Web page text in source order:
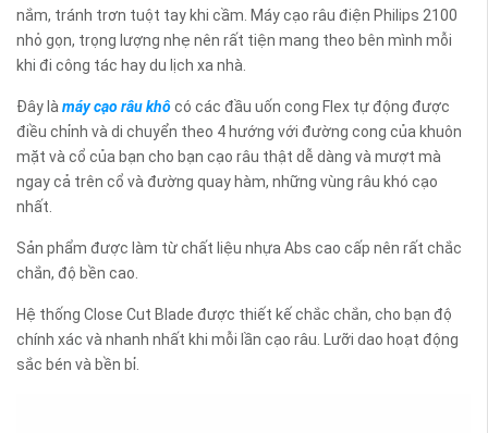
nắm, tránh trơn tuột tay khi cầm. Máy cạo râu điện Philips 2100
nhỏ gọn, trọng lượng nhẹ nên rất tiện mang theo bên mình mỗi
khi đi công tác hay du lịch xa nhà.
Đây là máy cạo râu khôcó các đầu uốn cong Flex tự động được
điều chỉnh và di chuyển theo 4 hướng với đường cong của khuôn
mặt và cổ của bạn cho bạn cạo râu thật dễ dàng và mượt mà
ngay cả trên cổ và đường quay hàm, những vùng râu khó cạo
nhất.
Sản phẩm được làm từ chất liệu nhựa Abs cao cấp nên rất chắc
chắn, độ bền cao.
Hệ thống Close Cut Blade được thiết kế chắc chắn, cho bạn độ
chính xác và nhanh nhất khi mỗi lần cạo râu. Lưỡi dao hoạt động
sắc bén và bền bỉ.